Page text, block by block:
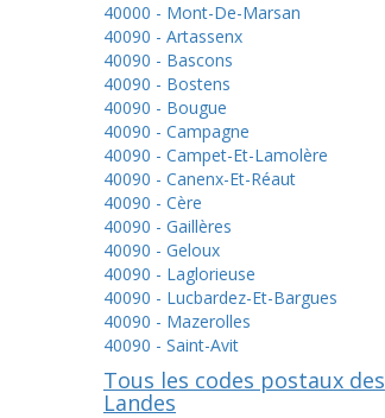
40000 - Mont-De-Marsan
40090 - Artassenx
40090 - Bascons
40090 - Bostens
40090 - Bougue
40090 - Campagne
40090 - Campet-Et-Lamolère
40090 - Canenx-Et-Réaut
40090 - Cère
40090 - Gaillères
40090 - Geloux
40090 - Laglorieuse
40090 - Lucbardez-Et-Bargues
40090 - Mazerolles
40090 - Saint-Avit
Tous les codes postaux des
Landes